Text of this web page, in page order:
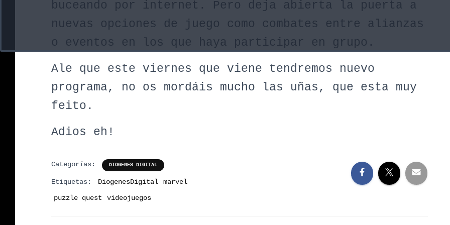
buceando por internet. Pero deja abierta la puerta a
nuevas opciones de juego como combates entre alianzas
o eventos en los que haya participar en grupo.
Ale que este viernes que viene tendremos nuevo
programa, no os mordáis mucho las uñas, que esta muy
feito.
Adios eh!
Categorías: DIOGENES DIGITAL
Etiquetas: DiogenesDigital
marvel
puzzle quest
videojuegos